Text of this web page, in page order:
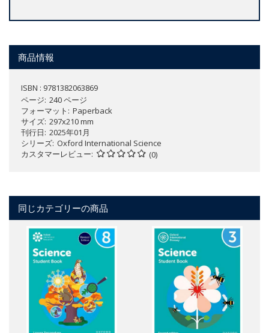
商品情報
ISBN : 9781382063869
ページ 240 ページ
フォーマット
Paperback
サイズ 297x210 mm
刊行日 2025年01月
シリーズ Oxford International Science
カスタマーレビュー
(0)
同じカテゴリーの商品